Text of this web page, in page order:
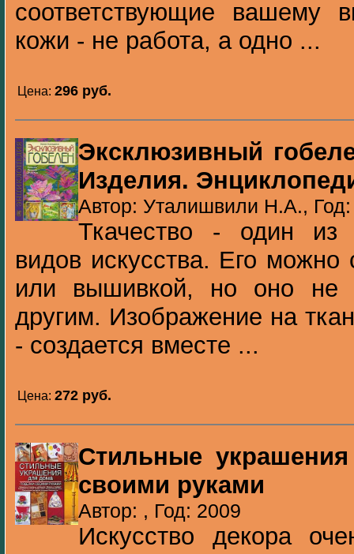
соответствующие вашему
кожи - не работа, а одно ...
Цена: 296 pуб.
Эксклюзивный
Изделия.
Автор: Уталишвили Н.А.,
Ткачество - один из
видов искусства. Его
или вышивкой, но оно не
другим. Изображение на
- создается вместе ...
Цена: 272 pуб.
Стильные
своими руками
Автор: , Год: 2009
Искусство декора